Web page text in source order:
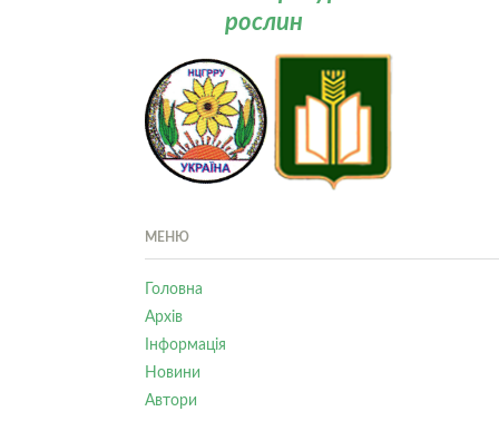
рослин
МЕНЮ
Головна
Архів
Інформація
Новини
Автори